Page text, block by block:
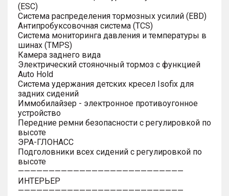
(ESC)
Система распределения тормозных усилий (EBD)
Антипробуксовочная система (TCS)
Система мониторинга давления и температуры в
шинах (TMPS)
Камера заднего вида
Электрический стояночный тормоз с функцией
Auto Hold
Система удержания детских кресел Isofix для
задних сидений
Иммобилайзер - электронное противоугонное
устройство
Передние ремни безопасности с регулировкой по
высоте
ЭРА-ГЛОНАСС
Подголовники всех сидений с регулировкой по
высоте
———————————————————————————
ИНТЕРЬЕР
———————————————————————————